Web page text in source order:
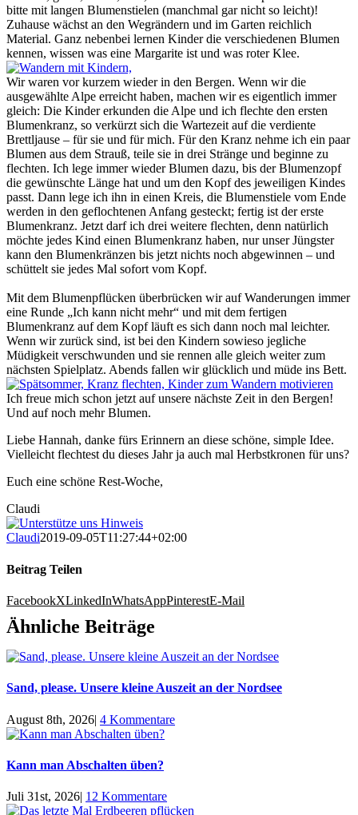
bitte mit langen Blumenstielen (manchmal gar nicht so leicht)!
Zuhause wächst an den Wegrändern und im Garten reichlich
Material. Ganz nebenbei lernen Kinder die verschiedenen Blumen
kennen, wissen was eine Margarite ist und was roter Klee.
Wir waren vor kurzem wieder in den Bergen. Wenn wir die
ausgewählte Alpe erreicht haben, machen wir es eigentlich immer
gleich: Die Kinder erkunden die Alpe und ich flechte den ersten
Blumenkranz, so verkürzt sich die Wartezeit auf die verdiente
Brettljause – für sie und für mich. Für den Kranz nehme ich ein paar
Blumen aus dem Strauß, teile sie in drei Stränge und beginne zu
flechten. Ich lege immer wieder Blumen dazu, bis der Blumenzopf
die gewünschte Länge hat und um den Kopf des jeweiligen Kindes
passt. Dann lege ich ihn in einen Kreis, die Blumenstiele vom Ende
werden in den geflochtenen Anfang gesteckt; fertig ist der erste
Blumenkranz. Jetzt darf ich drei weitere flechten, denn natürlich
möchte jedes Kind einen Blumenkranz haben, nur unser Jüngster
kann den Blumenkränzen bis jetzt nichts noch abgewinnen – und
schüttelt sie jedes Mal sofort vom Kopf.
Mit dem Blumenpflücken überbrücken wir auf Wanderungen immer
eine Runde „Ich kann nicht mehr“ und mit dem fertigen
Blumenkranz auf dem Kopf läuft es sich dann noch mal leichter.
Wenn wir zurück sind, ist bei den Kindern sowieso jegliche
Müdigkeit verschwunden und sie rennen alle gleich weiter zum
nächsten Spielplatz. Abends fallen wir glücklich und müde ins Bett.
Ich freue mich schon jetzt auf unsere nächste Zeit in den Bergen!
Und auf noch mehr Blumen.
Liebe Hannah, danke fürs Erinnern an diese schöne, simple Idee.
Vielleicht flechtest du dieses Jahr ja auch mal Herbstkronen für uns?
Euch eine schöne Rest-Woche,
Claudi
Claudi2019-09-05T11:27:44+02:00
Beitrag Teilen
FacebookXLinkedInWhatsAppPinterestE-Mail
Ähnliche Beiträge
Sand, please. Unsere kleine Auszeit an der Nordsee
August 8th, 2026| 4 Kommentare
Kann man Abschalten üben?
Juli 31st, 2026| 12 Kommentare